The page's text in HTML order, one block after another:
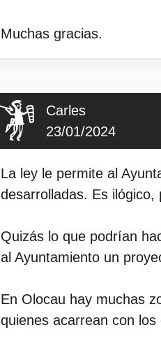
Muchas gracias.
Carles
23/01/2024
La ley le permite al
desarrolladas. Es
Quizás lo que podrían
al Ayuntamiento un
En Olocau hay muchas
quienes acarrean con